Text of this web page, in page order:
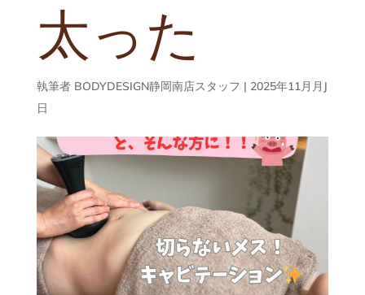
太った
執筆者 BODYDESIGN静岡南店スタッフ | 2025年11月月J
日